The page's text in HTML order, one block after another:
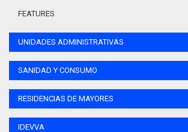
FEATURES
UNIDADES ADMINISTRATIVAS
SANIDAD Y CONSUMO
RESIDENCIAS DE MAYORES
IDEVVA